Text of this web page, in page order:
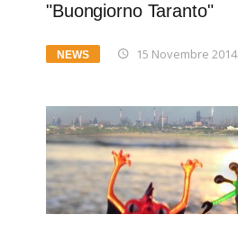
"Buongiorno Taranto"
NEWS 15 Novembre 2014